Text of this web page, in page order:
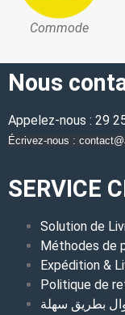
Commode
Nous
Appelez-nous : 29
Écrivez-nous :
SERVICE
Solution de
Méthodes de
Expédition &
Politique de
بطريق سهلة